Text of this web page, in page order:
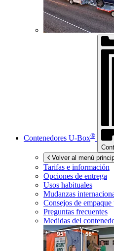
Contenedores U-Box®
Volver al menú
Tarifas e información
Opciones de entrega
Usos habituales
Mudanzas
Consejos de empaque
Preguntas frecuentes
Medidas del